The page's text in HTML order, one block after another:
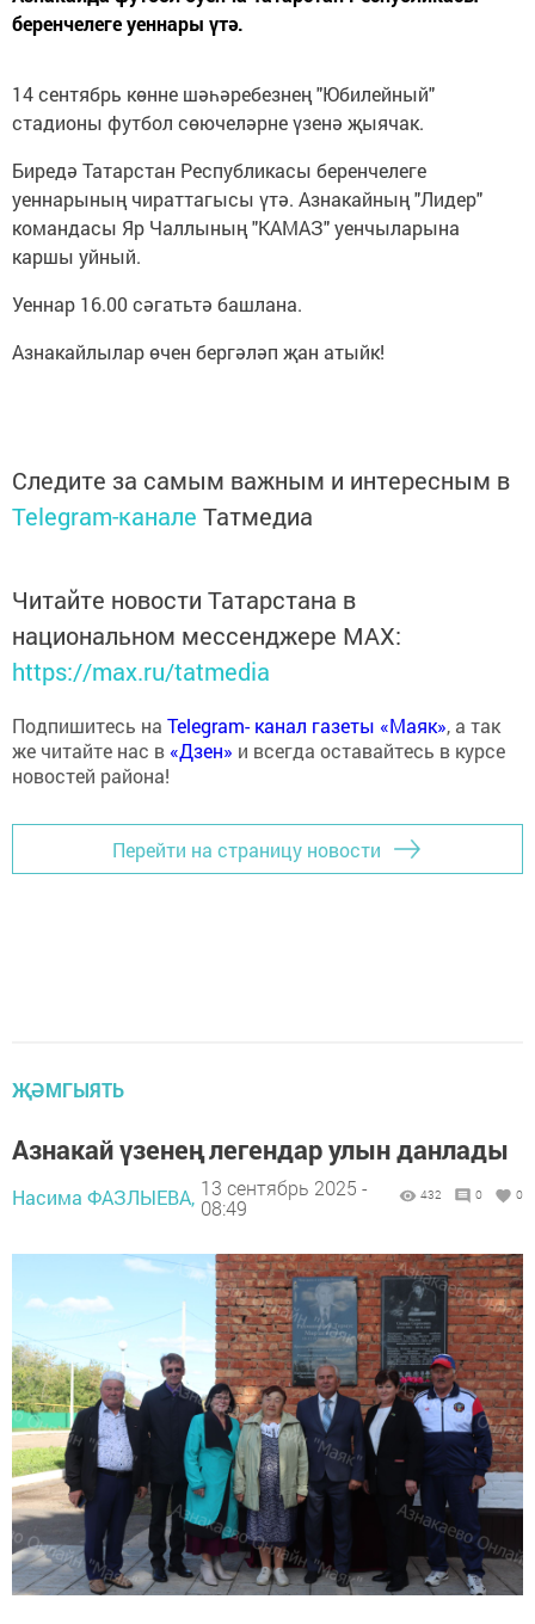
беренчелеге уеннары үтә.
14 сентябрь көнне шәһәребезнең "Юбилейный"
стадионы футбол сөючеләрне үзенә җыячак.
Биредә Татарстан Республикасы беренчелеге
уеннарының чираттагысы үтә. Азнакайның "Лидер"
командасы Яр Чаллының "КАМАЗ" уенчыларына
каршы уйный.
Уеннар 16.00 сәгатьтә башлана.
Азнакайлылар өчен бергәләп җан атыйк!
Следите за самым важным и интересным в
Telegram-канале Татмедиа
Читайте новости Татарстана в
национальном мессенджере MАХ:
https://max.ru/tatmedia
Подпишитесь на Telegram- канал газеты «Маяк», а так
же читайте нас в «Дзен» и всегда оставайтесь в курсе
новостей района!
Перейти на страницу новости
ҖӘМГЫЯТЬ
Азнакай үзенең легендар улын данлады
Насима ФАЗЛЫЕВА, 13 сентябрь 2025 -
08:49
432 0 0